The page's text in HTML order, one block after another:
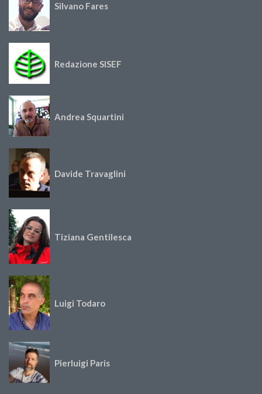
Silvano Fares
Redazione SISEF
Andrea Squartini
Davide Travaglini
Tiziana Gentilesca
Luigi Todaro
Pierluigi Paris